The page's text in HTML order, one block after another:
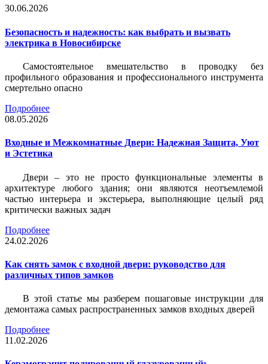
30.06.2026
Безопасность и надежность: как выбрать и вызвать
электрика в Новосибирске
Самостоятельное вмешательство в проводку без
профильного образования и профессионального инструмента
смертельно опасно
Подробнее
08.05.2026
Входные и Межкомнатные Двери: Надежная Защита, Уют
и Эстетика
Двери – это не просто функциональные элементы в
архитектуре любого здания; они являются неотъемлемой
частью интерьера и экстерьера, выполняющие целый ряд
критически важных задач
Подробнее
24.02.2026
Как снять замок с входной двери: руководство для
различных типов замков
В этой статье мы разберем пошаговые инструкции для
демонтажа самых распространенных замков входных дверей
Подробнее
11.02.2026